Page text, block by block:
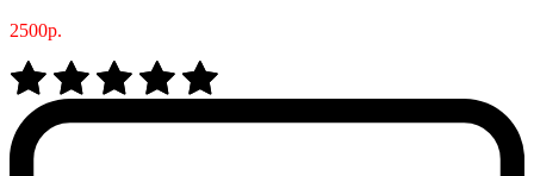
2500р.